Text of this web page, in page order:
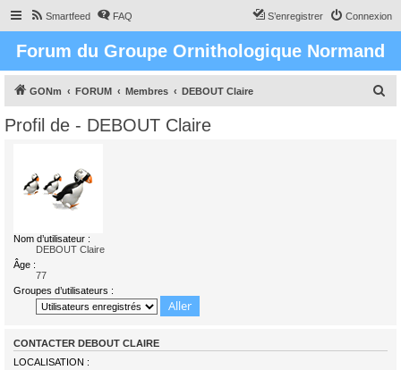
Smartfeed FAQ Connexion
S’enregistrer
Forum du Groupe Ornithologique Normand
GONm FORUM Membres DEBOUT Claire
Profil de - DEBOUT Claire
Nom d’utilisateur :
DEBOUT Claire
Âge :
77
Groupes d’utilisateurs :
CONTACTER DEBOUT CLAIRE
LOCALISATION :